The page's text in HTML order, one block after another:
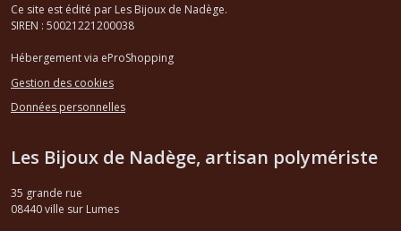
Ce site est édité par Les Bijoux de Nadège.
SIREN : 50021221200038
Hébergement via eProShopping
Gestion des cookies
Données personnelles
Les Bijoux de Nadège, artisan polymériste
35 grande rue
08440ville sur Lumes